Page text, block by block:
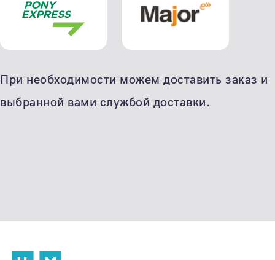
При необходимости можем доставить заказ и
выбранной вами службой доставки.